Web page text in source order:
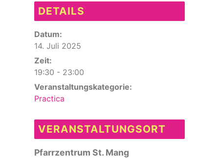
DETAILS
Datum:
14. Juli 2025
Zeit:
19:30 - 23:00
Veranstaltungskategorie:
Practica
VERANSTALTUNGSORT
Pfarrzentrum St. Mang